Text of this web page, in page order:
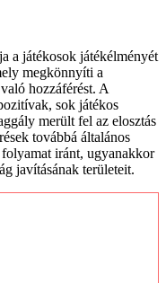
a játékosok játékélményét
megkönnyíti a
hozzáférést. A
sok játékos
merült fel az elosztás
továbbá általános
folyamat iránt, ugyanakkor
javításának területeit.